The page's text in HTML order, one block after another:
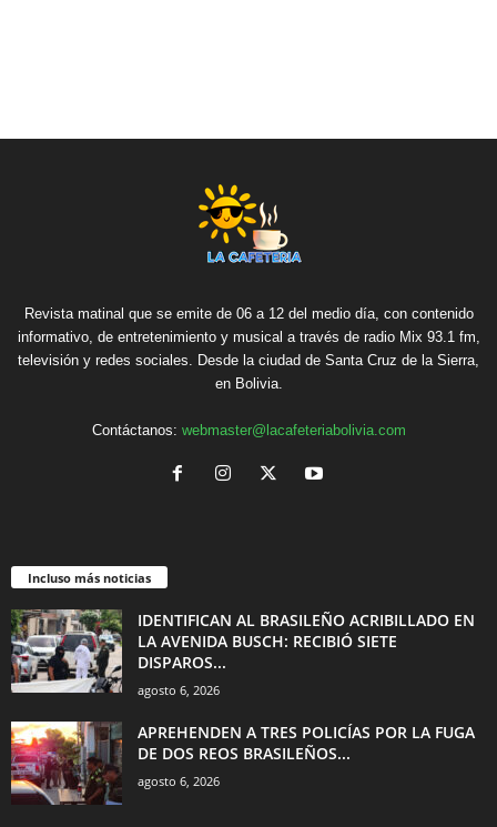
Revista matinal que se emite de 06 a 12 del medio día, con contenido
informativo, de entretenimiento y musical a través de radio Mix 93.1 fm,
televisión y redes sociales. Desde la ciudad de Santa Cruz de la Sierra,
en Bolivia.
Contáctanos: webmaster@lacafeteriabolivia.com
Incluso más noticias
IDENTIFICAN AL BRASILEÑO ACRIBILLADO EN
LA AVENIDA BUSCH: RECIBIÓ SIETE
DISPAROS...
agosto 6, 2026
APREHENDEN A TRES POLICÍAS POR LA FUGA
DE DOS REOS BRASILEÑOS...
agosto 6, 2026